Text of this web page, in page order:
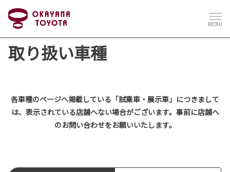
MENU
取り扱い車種
各車種のページへ掲載している「試乗車・展示車」につきまして
は、表示されている店舗へない場合がございます。事前に店舗へ
のお問い合わせをお願いいたします。